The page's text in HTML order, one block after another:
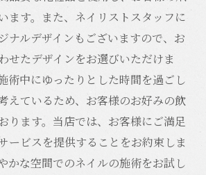
ます。また、ネイリストスタッフに
ナルデザインもございますので、お
せたデザインをお選びいただけま
術中にゆったりとした時間を過ごし
えているため、お客様のお好みの飲
ります。当店では、お客様にご満足
ービスを提供することをお約束しま
かな空間でのネイルの施術をお試し